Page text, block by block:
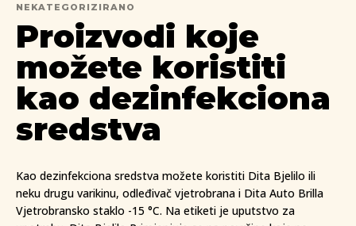
NEKATEGORIZIRANO
Proizvodi koje
možete koristiti
kao dezinfekciona
sredstva
Kao dezinfekciona sredstva možete koristiti Dita Bjelilo ili
neku drugu varikinu, odleđivač vjetrobrana i Dita Auto Brilla
Vjetrobransko staklo -15 °C. Na etiketi je uputstvo za